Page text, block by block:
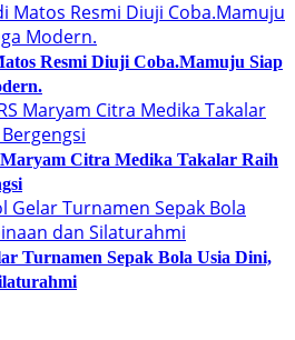
Resmi Diuji Coba.Mamuju Siap
Citra Medika Takalar Raih
Turnamen Sepak Bola Usia Dini,